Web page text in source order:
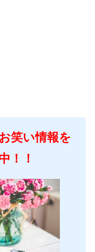
笑い情報を
！！